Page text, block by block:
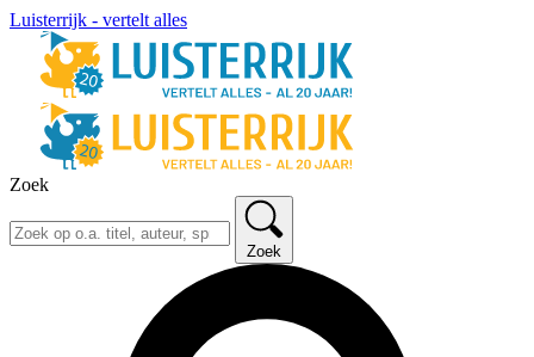
Luisterrijk - vertelt alles
Zoek
Zoek